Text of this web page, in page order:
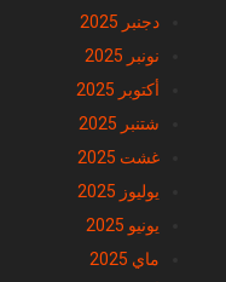
دجنبر 2025
نونبر 2025
أكتوبر 2025
شتنبر 2025
غشت 2025
يوليوز 2025
يونيو 2025
ماي 2025